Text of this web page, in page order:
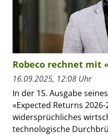
Robeco rechnet mit
16.09.2025, 12:08 Uhr
In der 15. Ausgabe
«Expected Returns
widersprüchliches
technologische